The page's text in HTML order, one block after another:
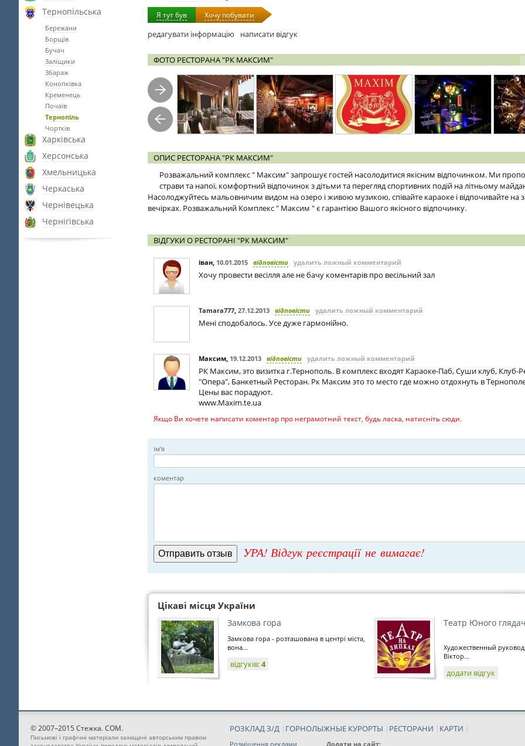
Тернопільська
Бережани
Борщів
Бучач
Заліщики
Збараж
Конопківка
Кременець
Почаїв
Тернопіль
Чортків
Харківська
Херсонська
Хмельницька
Черкаська
Чернівецька
Чернігівська
Я тут був Хочу побувати
редагувати інформацію написати відгук
ФОТО РЕСТОРАНА "РК МАКСИМ"
ОПИС РЕСТОРАНА "РК МАКСИМ"
Розважальний комплекс " Максим" запрошує гостей насолодитися якісним відпочинком. Ми
страви та напої, комфортний відпочинок з дітьми та перегляд спортивних подій на літньому
Насолоджуйтесь мальовничим видом на озеро і живою музикою, співайте караоке і відпочивайте на
вечірках. Розважальний Комплекс " Mаксим " є гарантією Вашого якісного відпочинку.
ВІДГУКИ О РЕСТОРАНІ "РК МАКСИМ"
іван, 10.01.2015 відповісти удалить ложный комментарий
Хочу провести весілля але не бачу коментарів про весільний зал
Tamara777, 27.12.2013 відповісти удалить ложный комментарий
Мені сподобалось. Усе дуже гармонійно.
Максим, 19.12.2013 відповісти удалить ложный комментарий
РК Максим, это визитка г.Тернополь. В комплекс входят Караоке-Паб, Суши клуб, Клуб-
"Опера", Банкетный Ресторан. Рк Максим это то место где можно отдохнуть в
Цены вас порадуют.
www.Maxim.te.ua
Якщо Ви хочете написати коментар про неграмотний текст, будь ласка, натисніть сюди.
ім'я
коментар
УРА! Відгук реєстрації не вимагає!
Цікаві місця України
Замкова гора
Замкова гора - розташована в центрі міста,
вона...
відгуків:4
Театр Юного
Художественный
Віктор...
додати відгук
© 2007–2015 Стежка. COM.
Письмові і графічні матеріали захищені авторським правом
РОЗКЛАД З/Д | ГОРНОЛЫЖНЫЕ КУРОРТЫ | РЕСТОРАНИ | КАРТИ |
Розміщення реклами Додати на сайт: